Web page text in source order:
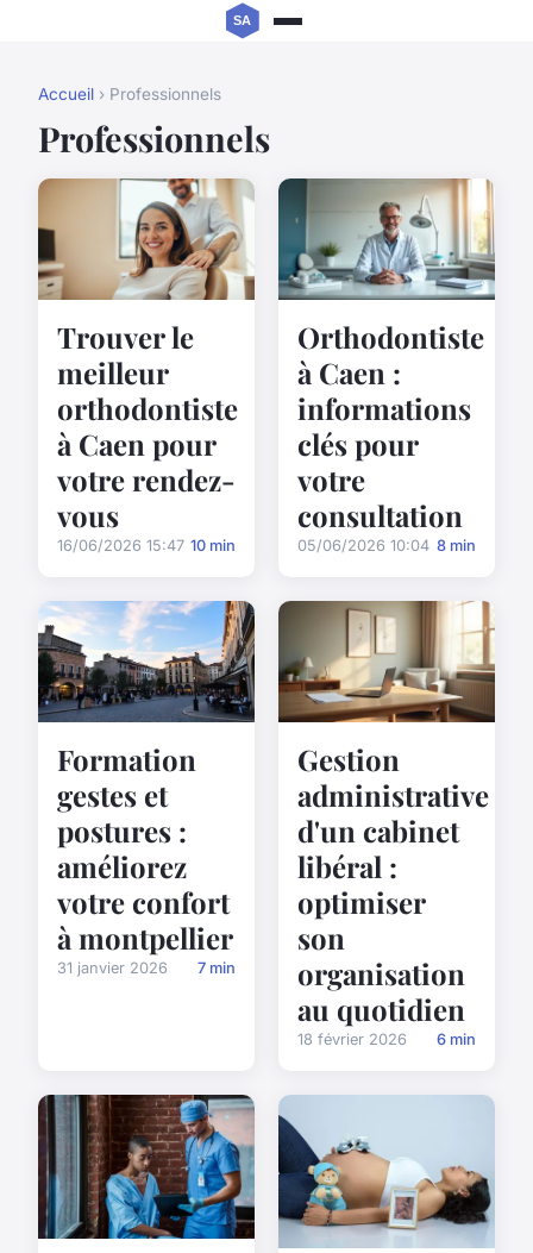
Accueil › Professionnels
Professionnels
Trouver le
meilleur
orthodontiste
à Caen pour
votre rendez-
vous
16/06/2026 15:47 10 min
Orthodontiste
à Caen :
informations
clés pour
votre
consultation
05/06/2026 10:04 8 min
Formation
gestes et
postures :
améliorez
votre confort
à montpellier
31 janvier 2026 7 min
Gestion
administrative
d'un cabinet
libéral :
optimiser
son
organisation
au quotidien
18 février 2026 6 min